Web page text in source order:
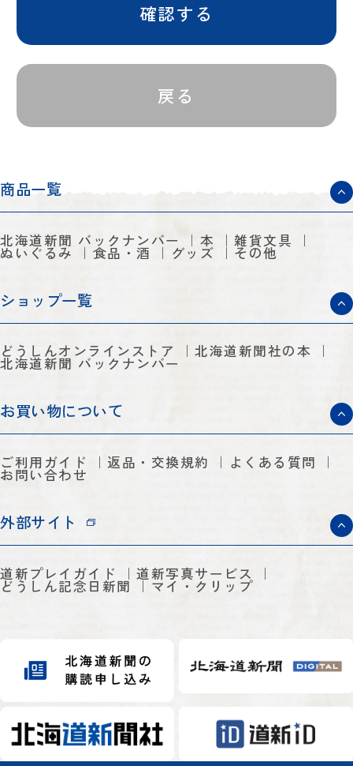
戻る
確認する
商品一覧
北海道新聞 バックナンバー 本 雑貨文具
ぬいぐるみ 食品・酒 グッズ その他
ショップ一覧
どうしんオンラインストア 北海道新聞社の本
北海道新聞 バックナンバー
お買い物について
ご利用ガイド 返品・交換規約 よくある質問
お問い合わせ
外部サイト
道新プレイガイド 道新写真サービス
どうしん記念日新聞 マイ・クリップ